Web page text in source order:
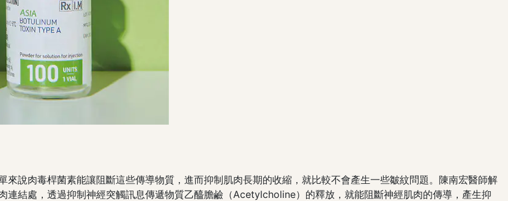
說肉毒桿菌素能讓阻斷這些傳導物質，進而抑制肌肉長期的收縮，就比較不會產生一些皺紋問題。陳南宏醫師解
結處，透過抑制神經突觸訊息傳遞物質乙醯膽鹼（Acetylcholine）的釋放，就能阻斷神經肌肉的傳導，產生抑